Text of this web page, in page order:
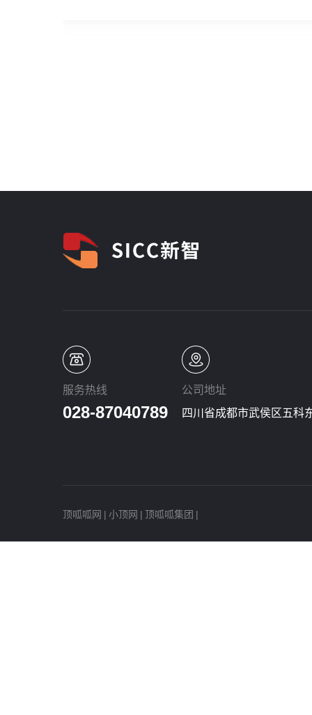
服务热线
028-87040789
公司地址
四川省成都市武侯区五科
顶呱呱网 | 小顶网 | 顶呱呱集团 |